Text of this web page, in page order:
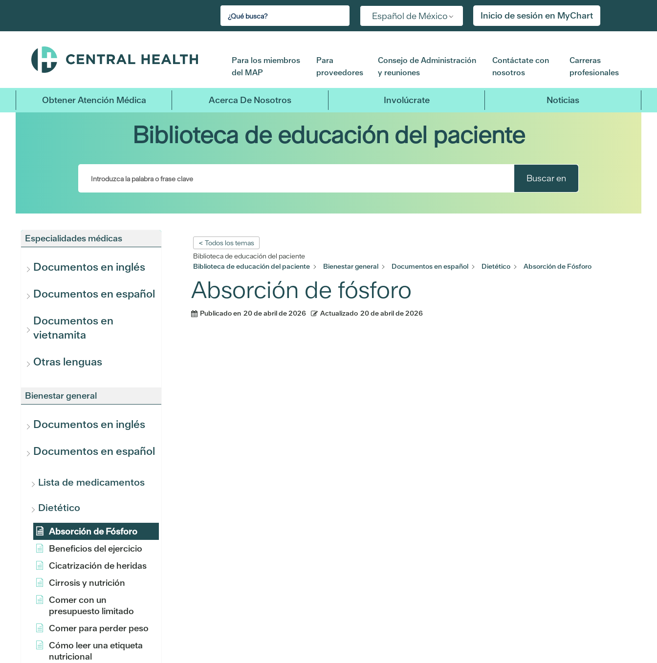
contenido
Español de México Inicio de sesión en MyChart
Para los miembros
del MAP
Para
proveedores
Consejo de Administración
y reuniones
Contáctate con
nosotros
Carreras
profesionales
Obtener Atención Médica Acerca De Nosotros Involúcrate Noticias
Biblioteca de educación del paciente
Buscar en
Especialidades médicas
Documentos en inglés
Documentos en español
Documentos en
vietnamita
Otras lenguas
Bienestar general
Documentos en inglés
Documentos en español
Lista de medicamentos
Dietético
Absorción de Fósforo
Beneficios del ejercicio
Cicatrización de heridas
Cirrosis y nutrición
Comer con un
presupuesto limitado
Comer para perder peso
Cómo leer una etiqueta
nutricional
< Todos los temas
Biblioteca de educación del paciente
Biblioteca de educación del paciente
Bienestar general Documentos en español Dietético Absorción de Fósforo
Absorción de fósforo
Publicado en 20 de abril de 2026 Actualizado 20 de abril de 2026